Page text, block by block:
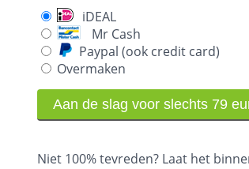
iDEAL
Mr Cash
Paypal (ook credit card)
Overmaken
Niet 100% tevreden? Laat het